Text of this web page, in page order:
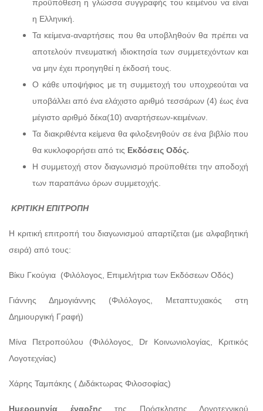
προϋπόθεση η γλώσσα συγγραφής του κειμένου να είναι
η Ελληνική.
Τα κείμενα-αναρτήσεις που θα υποβληθούν θα πρέπει να
αποτελούν πνευματική ιδιοκτησία των συμμετεχόντων και
να μην έχει προηγηθεί η έκδοσή τους.
Ο κάθε υποψήφιος με τη συμμετοχή του υποχρεούται να
υποβάλλει από ένα ελάχιστο αριθμό τεσσάρων (4) έως ένα
μέγιστο αριθμό δέκα(10) αναρτήσεων-κειμένων.
Τα διακριθέντα κείμενα θα φιλοξενηθούν σε ένα βιβλίο που
θα κυκλοφορήσει από τις Εκδόσεις Οδός.
Η συμμετοχή στον διαγωνισμό προϋποθέτει την αποδοχή
των παραπάνω όρων συμμετοχής.
ΚΡΙΤΙΚΗ ΕΠΙΤΡΟΠΗ
Η κριτική επιτροπή του διαγωνισμού απαρτίζεται (με αλφαβητική
σειρά) από τους:
Βίκυ Γκούγια (Φιλόλογος, Επιμελήτρια των Εκδόσεων Οδός)
Γιάννης Δημογιάννης (Φιλόλογος, Μεταπτυχιακός στη
Δημιουργική Γραφή)
Μίνα Πετροπούλου (Φιλόλογος, Dr Κοινωνιολογίας, Κριτικός
Λογοτεχνίας)
Χάρης Ταμπάκης ( Διδάκτωρας Φιλοσοφίας)
Ημερομηνία έναρξηςτης Πρόσκλησης Λογοτεχνικού